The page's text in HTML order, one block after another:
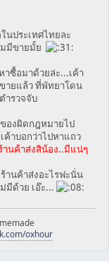
นประเทศไทยละ
มีขายมั้ย
าซื้อมาด้วยล่ะ...เค้า
ายแล้ว ที่พัทยาโดน
ตำรวจจับ
องผิดกฎหมายไป
ค้าบอกว่าไปหาแถว
านค้าส่งสิน้อง..มีแน่ๆ
านค้าส่งอะไรฟะนั่น
มีด้วย เอ๊ะ...
oxhour